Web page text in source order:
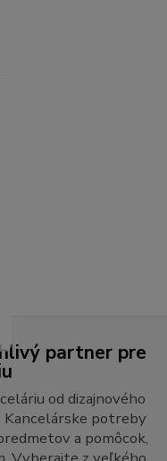
partner pre
od dizajnového
Kancelárske potreby
a pomôcok,